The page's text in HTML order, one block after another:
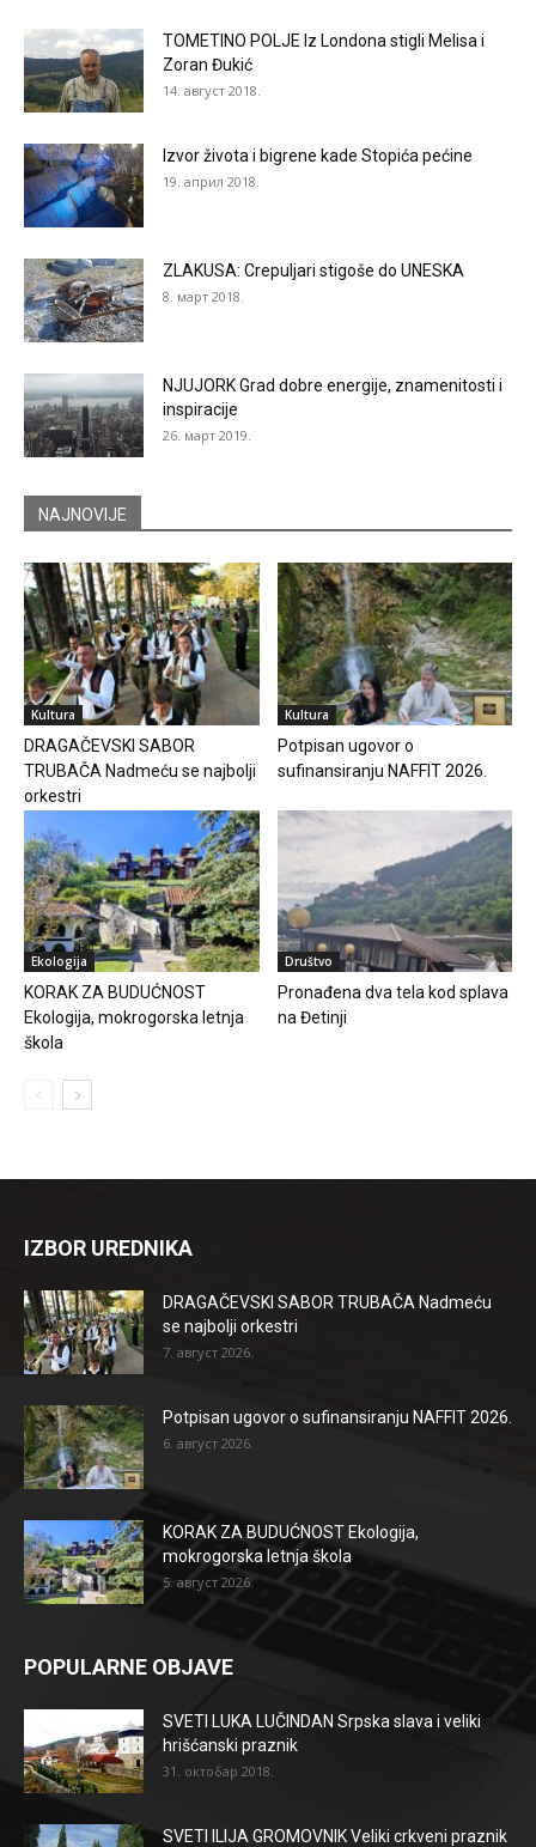
TOMETINO POLJE Iz Londona stigli Melisa i
Zoran Đukić
14. август 2018.
Izvor života i bigrene kade Stopića pećine
19. април 2018.
ZLAKUSA: Crepuljari stigoše do UNESKA
8. март 2018.
NJUJORK Grad dobre energije, znamenitosti i
inspiracije
26. март 2019.
NAJNOVIJE
Kultura
DRAGAČEVSKI SABOR
TRUBAČA Nadmeću se najbolji
orkestri
Kultura
Potpisan ugovor o
sufinansiranju NAFFIT 2026.
Ekologija
KORAK ZA BUDUĆNOST
Ekologija, mokrogorska letnja
škola
Društvo
Pronađena dva tela kod splava
na Đetinji
IZBOR UREDNIKA
DRAGAČEVSKI SABOR TRUBAČA Nadmeću
se najbolji orkestri
7. август 2026.
Potpisan ugovor o sufinansiranju NAFFIT 2026.
6. август 2026.
KORAK ZA BUDUĆNOST Ekologija,
mokrogorska letnja škola
5. август 2026.
POPULARNE OBJAVE
SVETI LUKA LUČINDAN Srpska slava i veliki
hrišćanski praznik
31. октобар 2018.
SVETI ILIJA GROMOVNIK Veliki crkveni praznik